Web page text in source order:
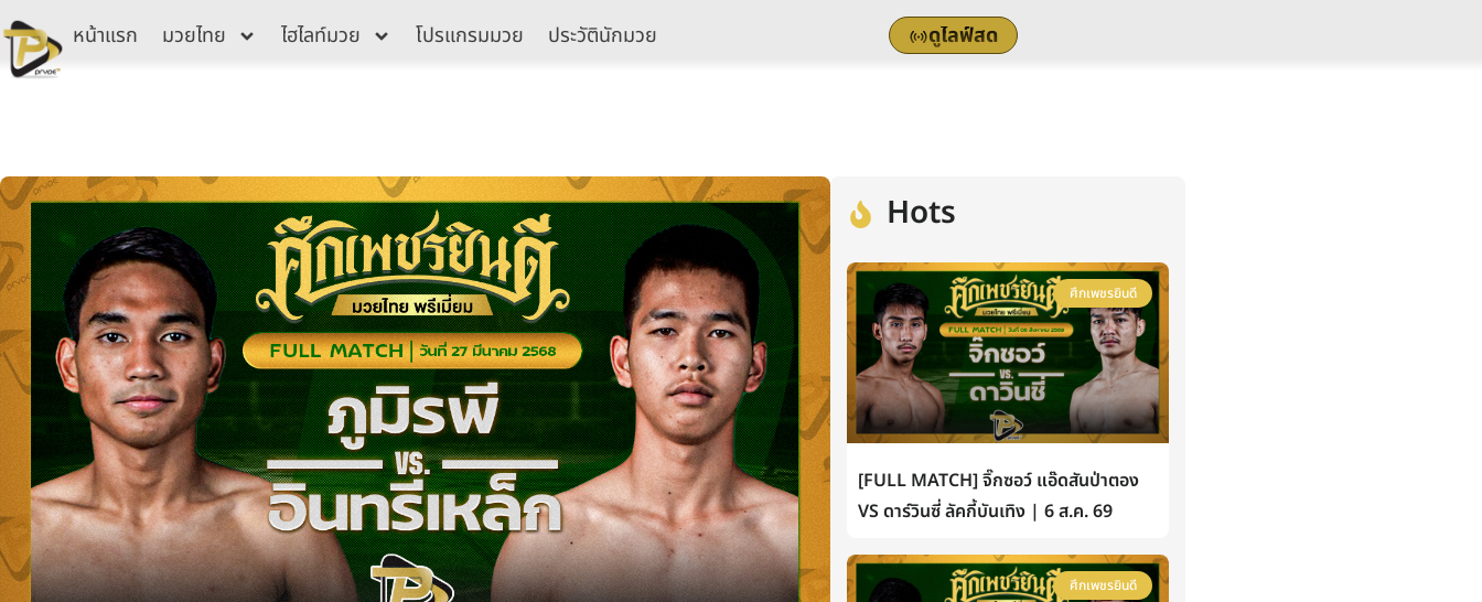
Skip
to
content
หน้าแรก มวยไทย ไฮไลท์มวย โปรแกรมมวย ประวัตินักมวย ดูไลฟ์สด
Hots
ศึกเพชรยินดี
[FULL MATCH] จิ๊กซอว์ แอ๊ดสันป่าตอง
VS ดาร์วินซี่ ลัคกี้บันเทิง | 6 ส.ค. 69
ศึกเพชรยินดี